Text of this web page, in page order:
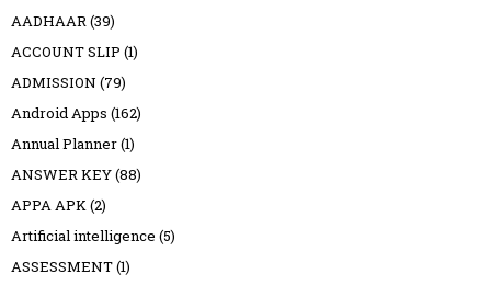
AADHAAR (39)
ACCOUNT SLIP (1)
ADMISSION (79)
Android Apps (162)
Annual Planner(1)
ANSWER KEY(88)
APPA APK (2)
Artificial intelligence (5)
ASSESSMENT(1)